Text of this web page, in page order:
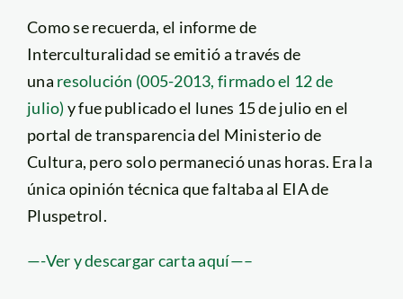
Como se recuerda, el informe de
Interculturalidad se emitió a través de
una resolución (005-2013, firmado el 12 de
julio) y fue publicado el lunes 15 de julio en el
portal de transparencia del Ministerio de
Cultura, pero solo permaneció unas horas. Era la
única opinión técnica que faltaba al EIA de
Pluspetrol.
—-Ver y descargar carta aquí—–